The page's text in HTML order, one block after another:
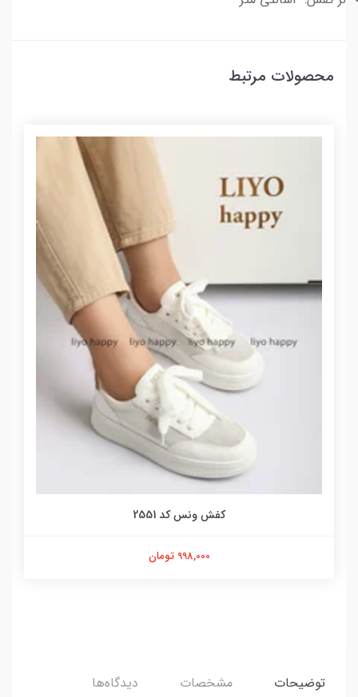
محصولات مرتبط
کفش ونس کد 2551
998,000 تومان
توضیحات مشخصات دیدگاه‌ها